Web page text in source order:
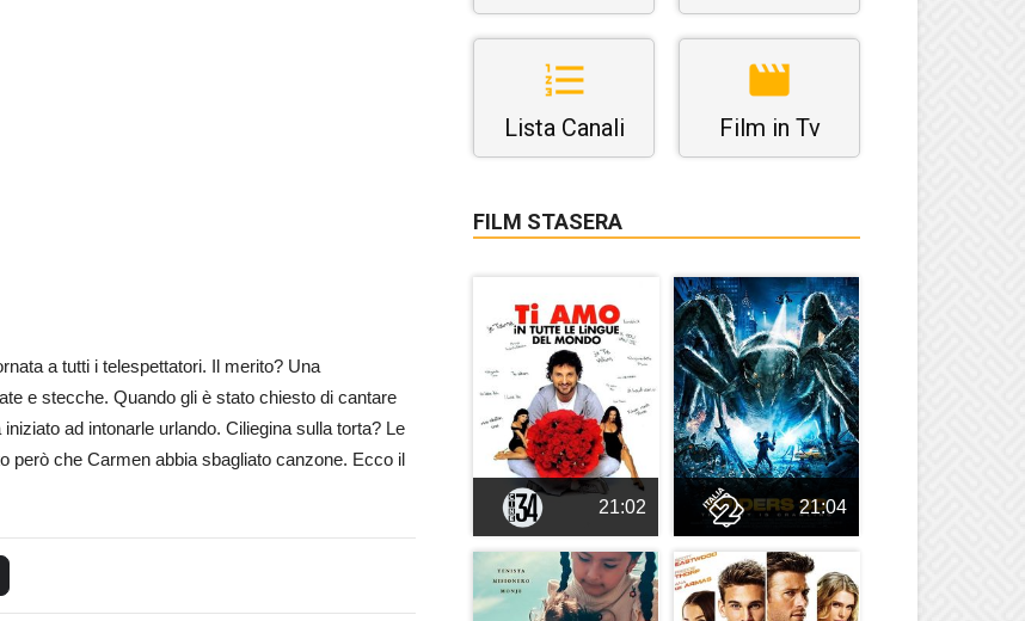
a tutti i telespettatori. Il merito? Una
e stecche. Quando gli è stato chiesto di cantare
ad intonarle urlando. Ciliegina sulla torta? Le
però che Carmen abbia sbagliato canzone. Ecco il
Lista Canali Film in Tv
FILM STASERA
21:02 21:04